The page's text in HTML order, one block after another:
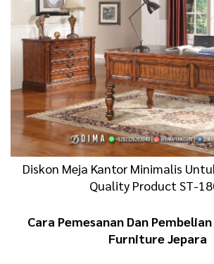
Diskon Meja Kantor Minimalis
Quality Product ST-
Cara Pemesanan Dan
Furniture Jepara